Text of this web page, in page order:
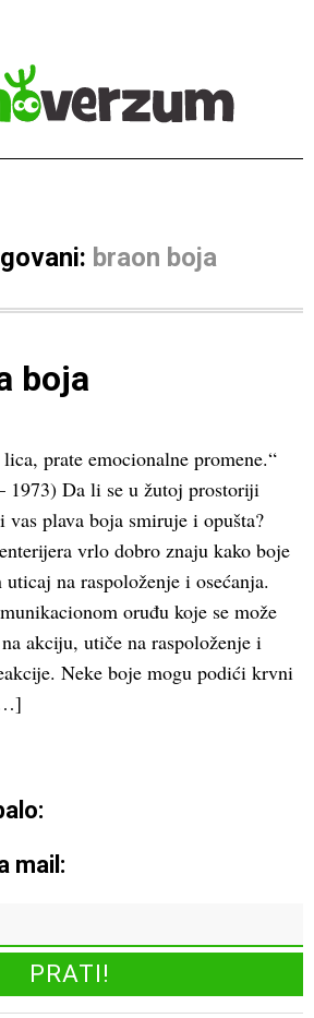
braon boja
boja
prate emocionalne promene.“
1973) Da li se u žutoj prostoriji
vas plava boja smiruje i opušta?
vrlo dobro znaju kako boje
na raspoloženje i osećanja.
oruđu koje se može
akciju, utiče na raspoloženje i
Neke boje mogu podići krvni
mail: